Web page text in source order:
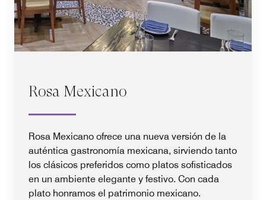
Rosa Mexicano
Rosa Mexicano ofrece una nueva versión de la
auténtica gastronomía mexicana, sirviendo tanto
los clásicos preferidos como platos sofisticados
en un ambiente elegante y festivo. Con cada
plato honramos el patrimonio mexicano.